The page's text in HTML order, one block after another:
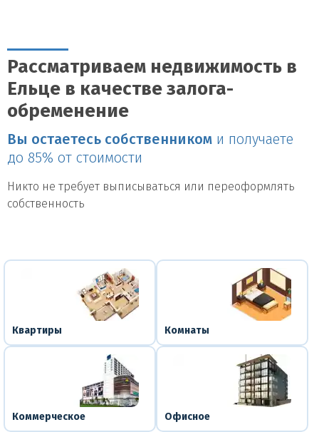
Рассматриваем недвижимость в
Ельце в качестве залога-
обременение
Вы остаетесь собственником и получаете
до 85% от стоимости
Никто не требует выписываться или переоформлять
собственность
Квартиры Комнаты
Коммерческое Офисное